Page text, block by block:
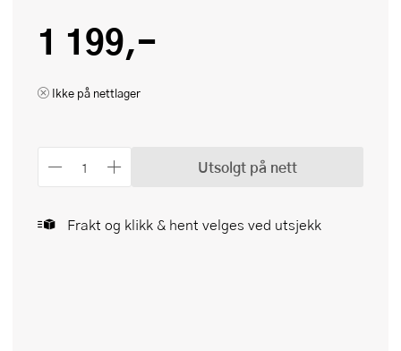
1 199,-
Ikke på nettlager
Utsolgt på nett
Frakt og klikk & hent velges ved utsjekk